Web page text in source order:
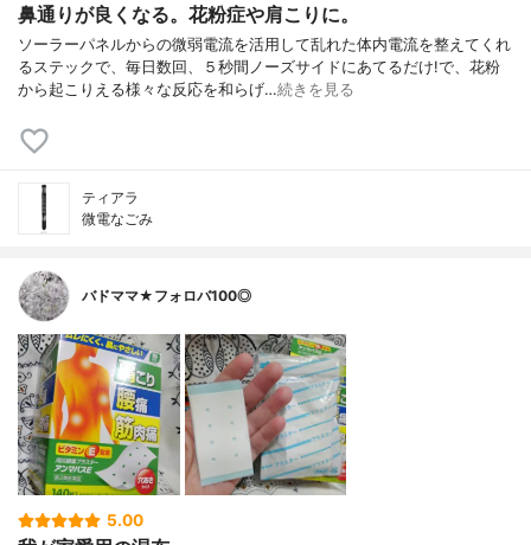
鼻通りが良くなる。花粉症や肩こりに。
ソーラーパネルからの微弱電流を活用して乱れた体内電流を整えてくれ
るステックで、毎日数回、５秒間ノーズサイドにあてるだけ!で、花粉
から起こりえる様々な反応を和らげ…続きを見る
ティアラ
微電なごみ
バドママ★フォロバ100◎
5.00